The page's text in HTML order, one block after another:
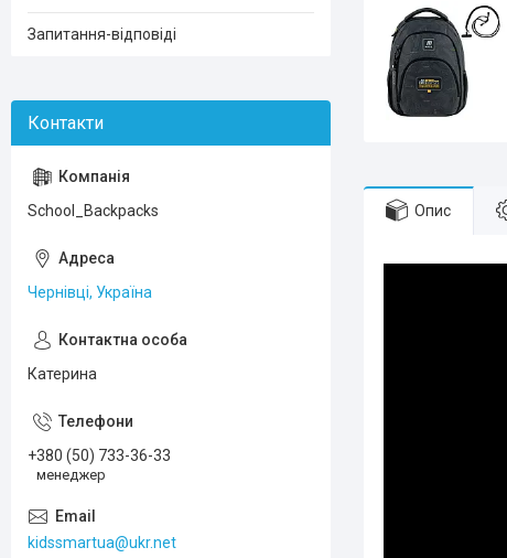
Опис
Запитання-відповіді
School_Backpacks
Чернівці, Україна
Катерина
+380 (50) 733-36-33
менеджер
kidssmartua@ukr.net